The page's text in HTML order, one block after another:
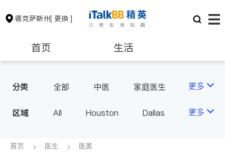
德克萨斯州[ 更换 ]
首页 生活
保险理财 房地产租售
银行贷款
分类 全部 中医
家庭医生
眼科
妇科
儿科
心脏科
更多
区域 All Houston
Dallas
TX - Other Cities
更多
首页 医生 医美